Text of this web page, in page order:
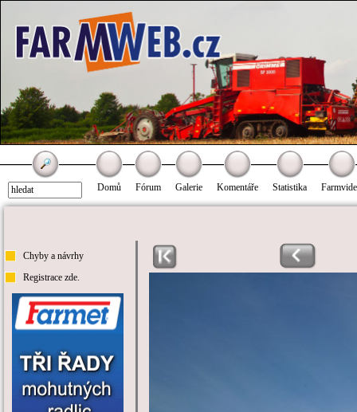
Domů Fórum Galerie Komentáře Statistika
Chyby a návrhy
Registrace zde.